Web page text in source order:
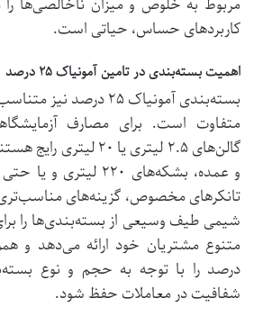
مربوط به خلوص و میزان ناخالصی‌ها
کاربردهای حساس، حیاتی است.
اهمیت بسته‌بندی در تامین آمونیاک ۲۵ درصد
بسته‌بندی آمونیاک ۲۵
متفاوت است. برای مصارف
گالن‌های ۲.۵ لیتری یا
و عمده، بشکه‌های ۲۲۰
تانکرهای مخصوص، گزینه‌های
شیمی طیف وسیعی از بسته‌بندی‌ها را
درصد را با توجه به حجم و نوع
شفافیت در معاملات حفظ شود.